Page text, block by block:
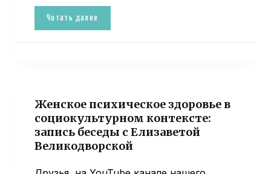
Читать далее
Женское психическое здоровье в
социокультурном контексте:
запись беседы с Елизаветой
Великодворской